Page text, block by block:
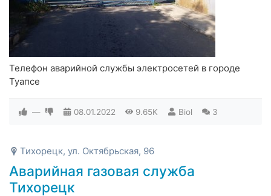
Телефон аварийной службы электросетей в городе
Туапсе
— 08.01.2022 9.65K Biol 3
Тихорецк, ул. Октябрьская, 96
Аварийная газовая служба
Тихорецк